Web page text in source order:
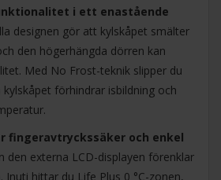
i ett enastående
designen gör att kylskåpet smälter
den högerhängda dörren kan
Med No Frost-teknik slipper du
förhindrar isbildning och
fingeravtryckssäker och enkel
den externa LCD-displayen förenklar
hittar du Life Plus 0 °C-zonen,